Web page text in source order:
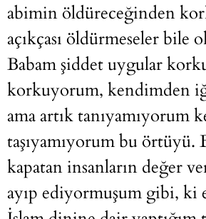
abimin öldüreceğinden
açıkçası öldürmeseler bile
Babam şiddet uygular
korkuyorum, kendimden
ama artık tanıyamıyorum
taşıyamıyorum bu örtüyü.
kapatan insanların değer
ayıp ediyormuşum gibi, ki